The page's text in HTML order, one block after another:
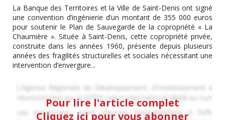
La Banque des Territoires et la Ville de Saint-Denis ont signé
une convention d’ingénierie d’un montant de 355 000 euros
pour soutenir le Plan de Sauvegarde de la copropriété « La
Chaumière ». Située à Saint-Denis, cette copropriété privée,
construite dans les années 1960, présente depuis plusieurs
années des fragilités structurelles et sociales nécessitant une
intervention d’envergure...
Pour lire l'article complet
Cliquez ici pour vous abonner